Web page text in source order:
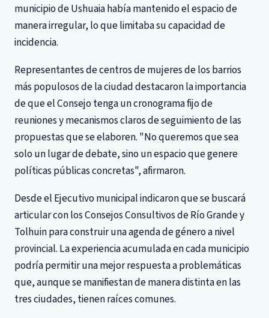
municipio de Ushuaia había mantenido el espacio de
manera irregular, lo que limitaba su capacidad de
incidencia.
Representantes de centros de mujeres de los barrios
más populosos de la ciudad destacaron la importancia
de que el Consejo tenga un cronograma fijo de
reuniones y mecanismos claros de seguimiento de las
propuestas que se elaboren. "No queremos que sea
solo un lugar de debate, sino un espacio que genere
políticas públicas concretas", afirmaron.
Desde el Ejecutivo municipal indicaron que se buscará
articular con los Consejos Consultivos de Río Grande y
Tolhuin para construir una agenda de género a nivel
provincial. La experiencia acumulada en cada municipio
podría permitir una mejor respuesta a problemáticas
que, aunque se manifiestan de manera distinta en las
tres ciudades, tienen raíces comunes.